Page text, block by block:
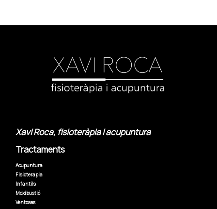
Xavi Roca, fisioteràpia i acupuntura
Tractaments
Acupuntura
Fisioterapia
Infantils
Moxibustió
Ventoses